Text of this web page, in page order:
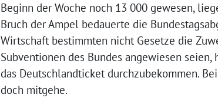
Beginn der Woche noch 13 000 gewesen,
Bruch der Ampel bedauerte die
Wirtschaft bestimmten nicht Gesetze die
Subventionen des Bundes angewiesen
das Deutschlandticket durchzubekommen.
doch mitgehe.